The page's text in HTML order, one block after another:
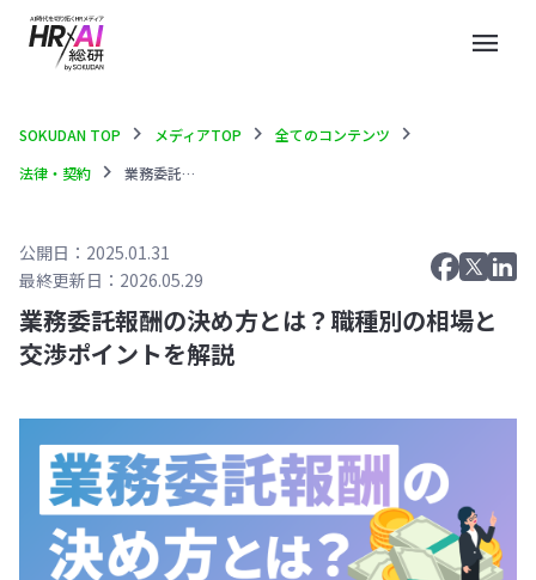
menu
SOKUDAN TOP chevron_right メディアTOP chevron_right 全てのコンテンツ chevron_right
法律・契約 chevron_right 業務委託報酬の決め方とは？職種別の相場と交渉ポイントを解説
公開日：2025.01.31
最終更新日：2026.05.29
業務委託報酬の決め方とは？職種別の相場と
交渉ポイントを解説